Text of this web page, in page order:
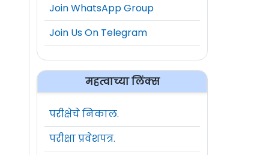
Join WhatsApp Group
Join Us On Telegram
महत्वाच्या लिंक्स
परीक्षेचे निकाल.
परीक्षा प्रवेशपत्र.